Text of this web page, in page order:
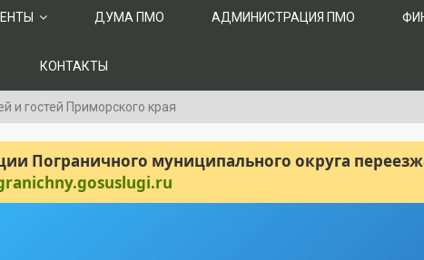
ДУМА ПМО АДМИНИСТРАЦИЯ ПМО
КОНТАКТЫ
и гостей Приморского края
Пограничного муниципального округа